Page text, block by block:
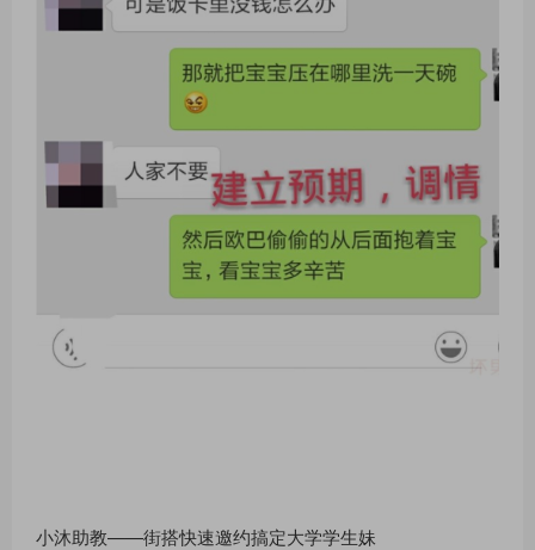
小沐助教——街搭快速邀约搞定大学学生妹